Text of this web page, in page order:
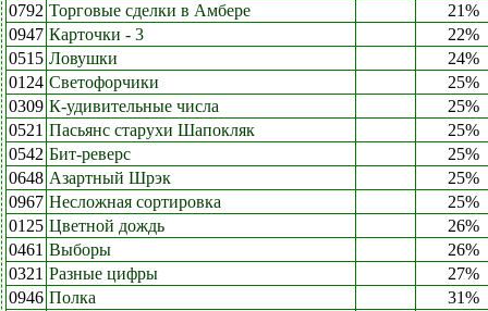
0792 Торговые сделки в Амбере
21%
0947 Карточки - 3
22%
0515 Ловушки
24%
0124 Светофорчики
25%
0309 К-удивительные числа
25%
0521 Пасьянс старухи Шапокляк
25%
0542 Бит-реверс
25%
0648 Азартный Шрэк
25%
0967 Несложная сортировка
25%
0125 Цветной дождь
26%
0461 Выборы
26%
0321 Разные цифры
27%
0946 Полка
31%